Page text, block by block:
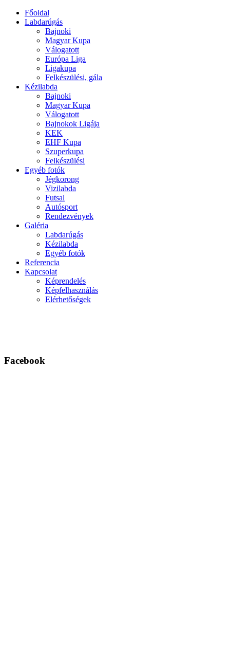
Főoldal
Labdarúgás
Bajnoki
Magyar Kupa
Válogatott
Európa Liga
Ligakupa
Felkészülési, gála
Kézilabda
Bajnoki
Magyar Kupa
Válogatott
Bajnokok Ligája
KEK
EHF Kupa
Szuperkupa
Felkészülési
Egyéb fotók
Jégkorong
Vizilabda
Futsal
Autósport
Rendezvények
Galéria
Labdarúgás
Kézilabda
Egyéb fotók
Referencia
Kapcsolat
Képrendelés
Képfelhasználás
Elérhetőségek
Facebook